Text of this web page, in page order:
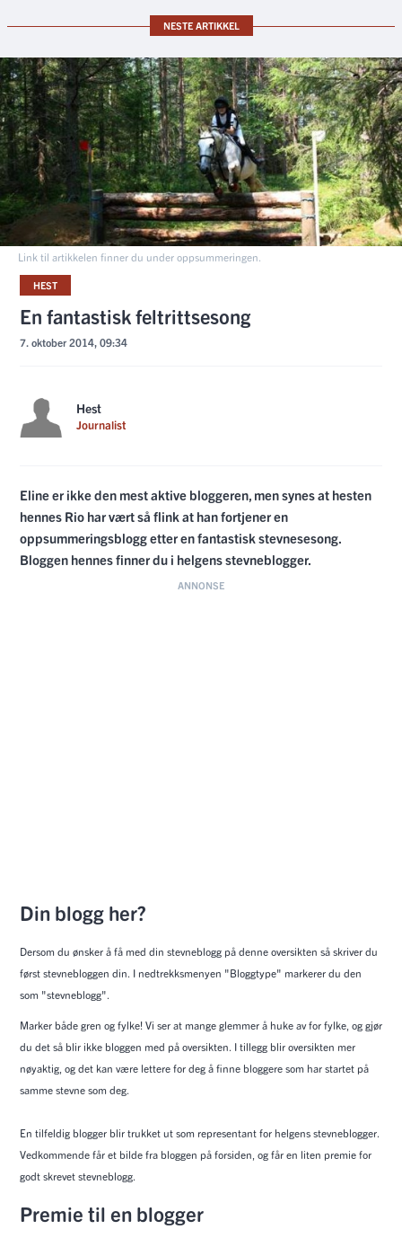
NESTE ARTIKKEL
Link til artikkelen finner du under oppsummeringen.
HEST
En fantastisk feltrittsesong
7. oktober 2014, 09:34
Hest
Journalist
Eline er ikke den mest aktive bloggeren, men synes at hesten
hennes Rio har vært så flink at han fortjener en
oppsummeringsblogg etter en fantastisk stevnesesong.
Bloggen hennes finner du i helgens stevneblogger.
Din blogg her?
Dersom du ønsker å få med din stevneblogg på denne oversikten så skriver du
først stevnebloggen din. I nedtrekksmenyen "Bloggtype" markerer du den
som "stevneblogg".
Marker både gren og fylke! Vi ser at mange glemmer å huke av for fylke, og gjør
du det så blir ikke bloggen med på oversikten. I tillegg blir oversikten mer
nøyaktig, og det kan være lettere for deg å finne bloggere som har startet på
samme stevne som deg.
En tilfeldig blogger blir trukket ut som representant for helgens stevneblogger.
Vedkommende får et bilde fra bloggen på forsiden, og får en liten premie for
godt skrevet stevneblogg.
Premie til en blogger